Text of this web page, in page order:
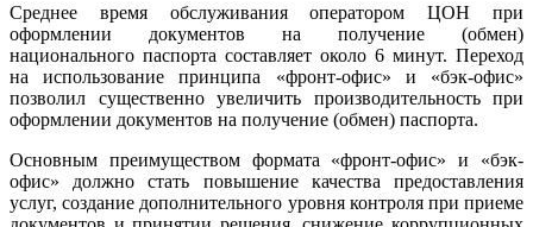
Среднее время обслуживания оператором ЦОН при
оформлении документов на получение (обмен)
национального паспорта составляет около 6 минут. Переход
на использование принципа «фронт-офис» и «бэк-офис»
позволил существенно увеличить производительность при
оформлении документов на получение (обмен) паспорта.
Основным преимуществом формата «фронт-офис» и «бэк-
офис» должно стать повышение качества предоставления
услуг, создание дополнительного уровня контроля при приеме